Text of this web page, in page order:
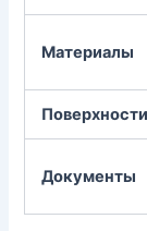
Материалы
Поверхности
Документы